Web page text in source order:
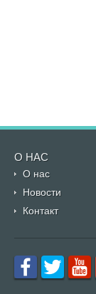
О НАС
О нас
Новости
Контакт